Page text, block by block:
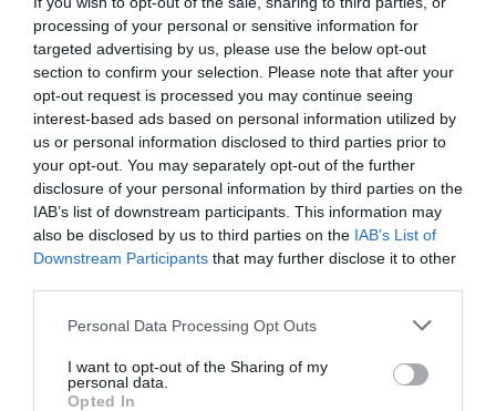
processing of your personal or sensitive information for
targeted advertising by us, please use the below opt-out
section to confirm your selection. Please note that after your
opt-out request is processed you may continue seeing
interest-based ads based on personal information utilized by
us or personal information disclosed to third parties prior to
your opt-out. You may separately opt-out of the further
disclosure of your personal information by third parties on the
IAB’s list of downstream participants. This information may
also be disclosed by us to third parties on the IAB’s List of
Downstream Participants that may further disclose it to other
Personal Data Processing Opt Outs
I want to opt-out of the Sharing of my
personal data.
Opted In
entre CaixaBank y la nueva
entidad resultante de la
operación
Por otro lado, el escrito de Pimec también
recuerda a Competencia que la OPA concentraría
el 73,7% de las oficinas bancarias en Catalunya en
dos entidades:CaixaBanky la nueva entidad
resultante de la operación. Un hecho que podría
entorno competitivo de la CNMC.